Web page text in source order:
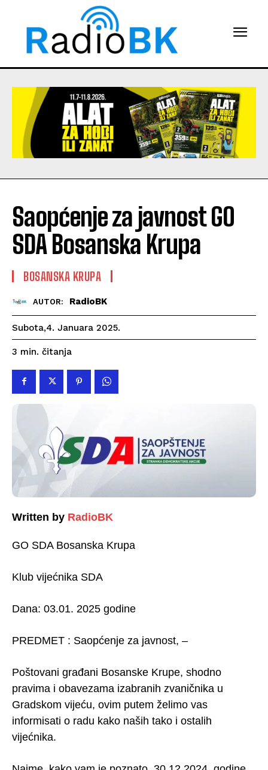
Saopćenje za javnost GO
SDA Bosanska Krupa
BOSANSKA KRUPA
AUTOR: RadioBK
Subota,4. Januara 2025.
3 min. čitanja
Written by RadioBK
GO SDA Bosanska Krupa
Klub vijećnika SDA
Dana: 03.01. 2025 godine
PREDMET : Saopćenje za javnost, –
Poštovani građani Bosanske Krupe, shodno
pravima i obavezama izabranih zvaničnika u
Gradskom vijeću, ovim putem želimo vas
informisati o radu kako naših tako i ostalih
vijećnika.